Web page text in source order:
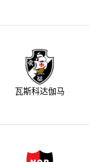
瓦斯科达伽马